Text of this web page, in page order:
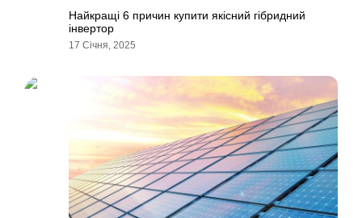
Найкращі 6 причин купити якісний гібридний
інвертор
17 Січня, 2025